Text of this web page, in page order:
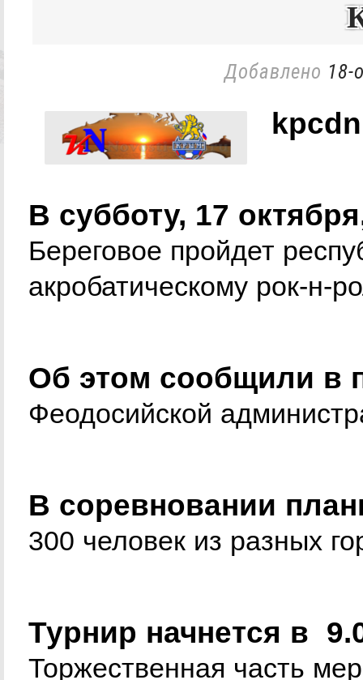
Добавлено 18-
В субботу, 17
Береговое пройдет
акробатическому рок-н-
Об этом сообщили в
Феодосийской
В соревновании
300 человек из разных
Турнир начнется в
Торжественная часть